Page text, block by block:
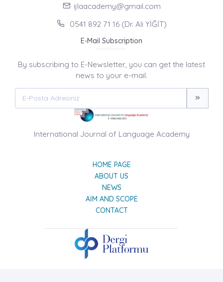
ijlaacademy@gmail.com
0541 892 71 16 (Dr. Ali YİĞİT)
E-Mail Subscription
By subscribing to E-Newsletter, you can get the latest
news to your e-mail.
International Journal of Language Academy
HOME PAGE
ABOUT US
NEWS
AIM AND SCOPE
CONTACT